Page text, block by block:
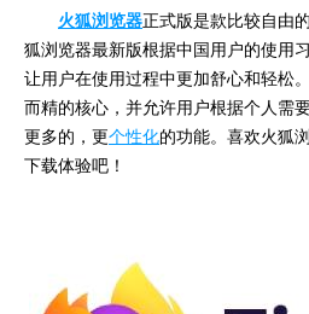
火狐浏览器正式版是款比较自由
狐浏览器最新版根据中国用户的使用
让用户在使用过程中更加舒心和轻松
而精的核心，并允许用户根据个人需
更多的，更个性化的功能。喜欢火狐
下载体验吧！